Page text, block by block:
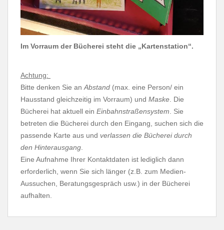
Im Vorraum der Bücherei steht die „Kartenstation“.
Achtung:
Bitte denken Sie an Abstand (max. eine Person/ ein
Hausstand gleichzeitig im Vorraum) und Maske . Die
Bücherei hat aktuell ein Einbahnstraßensystem . Sie
betreten die Bücherei durch den Eingang, suchen sich die
passende Karte aus und verlassen die Bücherei durch
den Hinterausgang
Eine Aufnahme Ihrer Kontaktdaten ist lediglich dann
erforderlich, wenn Sie sich länger (z.B. zum Medien-
Aussuchen, Beratungsgespräch usw.) in der Bücherei
aufhalten.